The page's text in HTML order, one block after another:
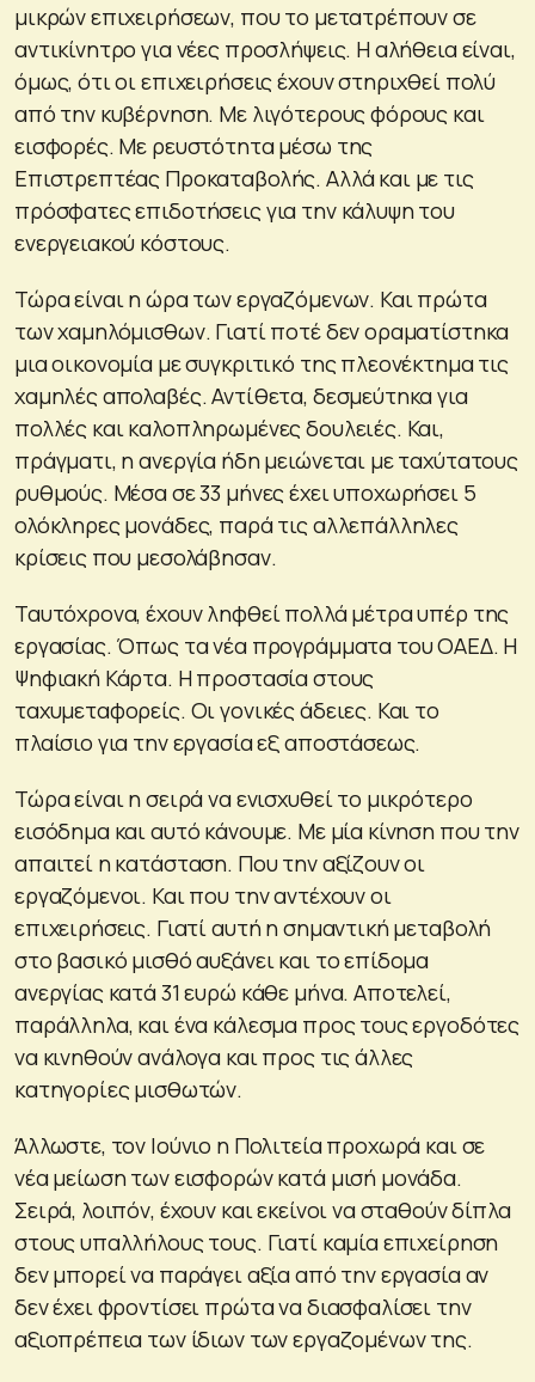
μικρών επιχειρήσεων, που το μετατρέπουν σε
αντικίνητρο για νέες προσλήψεις. Η αλήθεια είναι,
όμως, ότι οι επιχειρήσεις έχουν στηριχθεί πολύ
από την κυβέρνηση. Με λιγότερους φόρους και
εισφορές. Με ρευστότητα μέσω της
Επιστρεπτέας Προκαταβολής. Αλλά και με τις
πρόσφατες επιδοτήσεις για την κάλυψη του
ενεργειακού κόστους.
Τώρα είναι η ώρα των εργαζόμενων. Και πρώτα
των χαμηλόμισθων. Γιατί ποτέ δεν οραματίστηκα
μια οικονομία με συγκριτικό της πλεονέκτημα τις
χαμηλές απολαβές. Αντίθετα, δεσμεύτηκα για
πολλές και καλοπληρωμένες δουλειές. Και,
πράγματι, η ανεργία ήδη μειώνεται με ταχύτατους
ρυθμούς. Μέσα σε 33 μήνες έχει υποχωρήσει 5
ολόκληρες μονάδες, παρά τις αλλεπάλληλες
κρίσεις που μεσολάβησαν.
Ταυτόχρονα, έχουν ληφθεί πολλά μέτρα υπέρ της
εργασίας. Όπως τα νέα προγράμματα του ΟΑΕΔ. Η
Ψηφιακή Κάρτα. Η προστασία στους
ταχυμεταφορείς. Οι γονικές άδειες. Και το
πλαίσιο για την εργασία εξ αποστάσεως.
Τώρα είναι η σειρά να ενισχυθεί το μικρότερο
εισόδημα και αυτό κάνουμε. Με μία κίνηση που την
απαιτεί η κατάσταση. Που την αξίζουν οι
εργαζόμενοι. Και που την αντέχουν οι
επιχειρήσεις. Γιατί αυτή η σημαντική μεταβολή
στο βασικό μισθό αυξάνει και το επίδομα
ανεργίας κατά 31 ευρώ κάθε μήνα. Αποτελεί,
παράλληλα, και ένα κάλεσμα προς τους εργοδότες
να κινηθούν ανάλογα και προς τις άλλες
κατηγορίες μισθωτών.
Άλλωστε, τον Ιούνιο η Πολιτεία προχωρά και σε
νέα μείωση των εισφορών κατά μισή μονάδα.
Σειρά, λοιπόν, έχουν και εκείνοι να σταθούν δίπλα
στους υπαλλήλους τους. Γιατί καμία επιχείρηση
δεν μπορεί να παράγει αξία από την εργασία αν
δεν έχει φροντίσει πρώτα να διασφαλίσει την
αξιοπρέπεια των ίδιων των εργαζομένων της.